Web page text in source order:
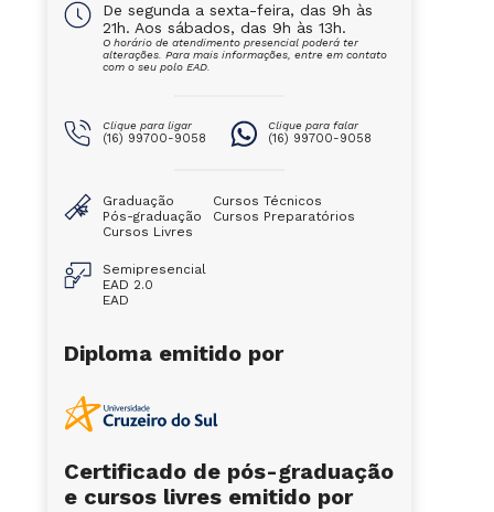
De segunda a sexta-feira, das 9h às
21h. Aos sábados, das 9h às 13h.
O horário de atendimento presencial poderá ter
alterações. Para mais informações, entre em contato
com o seu polo EAD.
Clique para ligar
(16) 99700-9058
Clique para falar
(16) 99700-9058
Graduação
Pós-graduação
Cursos Livres
Cursos Técnicos
Cursos Preparatórios
Semipresencial
EAD 2.0
EAD
Diploma emitido por
Certificado de pós-graduação
e cursos livres emitido por